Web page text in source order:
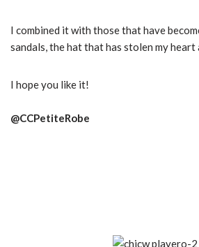
I combined it with those that have
sandals, the hat that has stolen my heart
I hope you like it!
@CCPetiteRobe